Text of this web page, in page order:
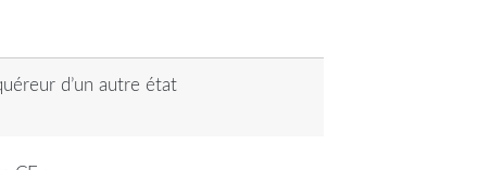
d’un autre état